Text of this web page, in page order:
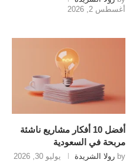
أغسطس 2, 2026
أفضل 10 أفكار مشاريع ناشئة
مربحة في السعودية
by رولا الشريدة يوليو 30, 2026